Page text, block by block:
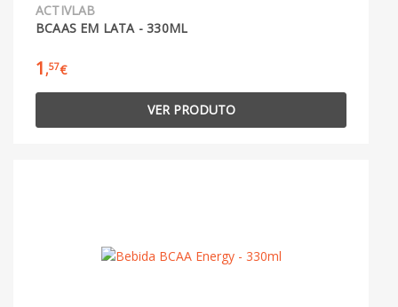
ACTIVLAB
BCAAS EM LATA - 330ML
1 ,57€
VER PRODUTO